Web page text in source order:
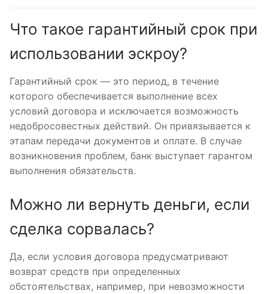
Что такое гарантийный срок при
использовании эскроу?
Гарантийный срок — это период, в течение
которого обеспечивается выполнение всех
условий договора и исключается возможность
недобросовестных действий. Он привязывается к
этапам передачи документов и оплате. В случае
возникновения проблем, банк выступает гарантом
выполнения обязательств.
Можно ли вернуть деньги, если
сделка сорвалась?
Да, если условия договора предусматривают
возврат средств при определенных
обстоятельствах, например, при невозможности